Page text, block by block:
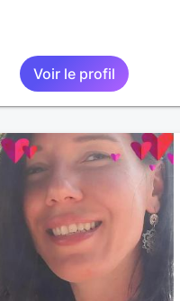
Voir le profil